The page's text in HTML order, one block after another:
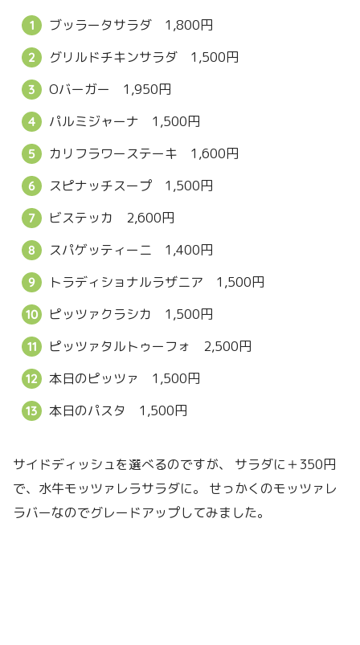
ブッラータサラダ 1,800円
グリルドチキンサラダ 1,500円
Oバーガー 1,950円
パルミジャーナ 1,500円
カリフラワーステーキ 1,600円
スピナッチスープ 1,500円
ビステッカ 2,600円
スパゲッティーニ 1,400円
トラディショナルラザニア 1,500円
ピッツァクラシカ 1,500円
ピッツァタルトゥーフォ 2,500円
本日のピッツァ 1,500円
本日のパスタ 1,500円
サイドディッシュを選べるのですが、 サラダに＋350円
で、水牛モッツァレラサラダに。 せっかくのモッツァレ
ラバーなのでグレードアップしてみました。